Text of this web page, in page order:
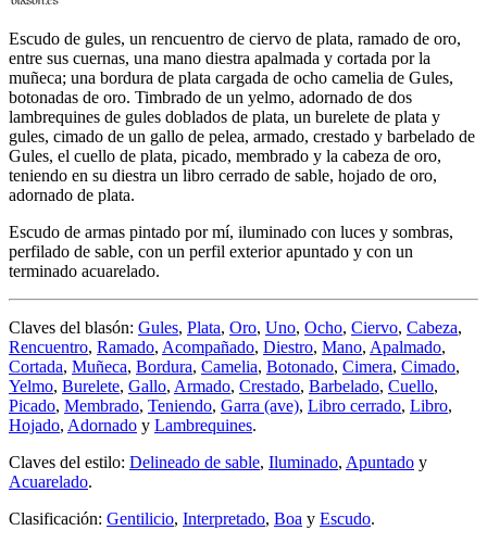
Escudo de gules, un rencuentro de ciervo de plata, ramado de oro,
entre sus cuernas, una mano diestra apalmada y cortada por la
muñeca; una bordura de plata cargada de ocho camelia de Gules,
botonadas de oro. Timbrado de un yelmo, adornado de dos
lambrequines de gules doblados de plata, un burelete de plata y
gules, cimado de un gallo de pelea, armado, crestado y barbelado de
Gules, el cuello de plata, picado, membrado y la cabeza de oro,
teniendo en su diestra un libro cerrado de sable, hojado de oro,
adornado de plata.
Escudo de armas pintado por mí, iluminado con luces y sombras,
perfilado de sable, con un perfil exterior apuntado y con un
terminado acuarelado.
Claves del blasón: Gules, Plata, Oro, Uno, Ocho, Ciervo, Cabeza,
Rencuentro, Ramado, Acompañado, Diestro, Mano, Apalmado,
Cortada, Muñeca, Bordura, Camelia, Botonado, Cimera, Cimado,
Yelmo, Burelete, Gallo, Armado, Crestado, Barbelado, Cuello,
Picado, Membrado, Teniendo, Garra (ave), Libro cerrado, Libro,
Hojado, Adornado y Lambrequines.
Claves del estilo: Delineado de sable, Iluminado, Apuntado y
Acuarelado.
Clasificación: Gentilicio, Interpretado, Boa y Escudo.